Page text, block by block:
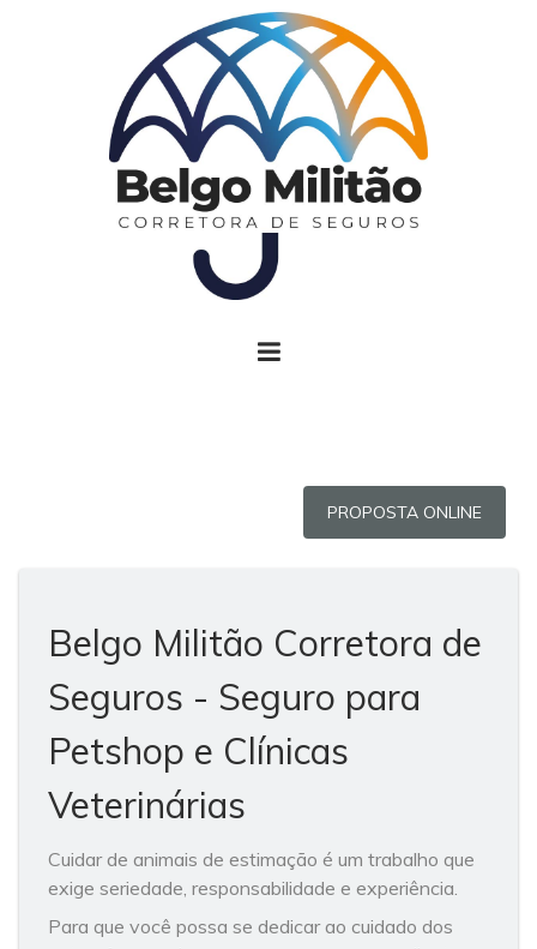
PROPOSTA ONLINE
Belgo Militão Corretora de
Seguros - Seguro para
Petshop e Clínicas
Veterinárias
Cuidar de animais de estimação é um trabalho que
exige seriedade, responsabilidade e experiência.
Para que você possa se dedicar ao cuidado dos